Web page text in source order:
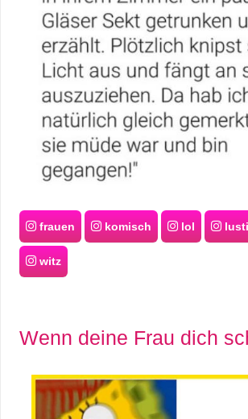
frauen komisch lol
witz
Wenn deine Frau dich